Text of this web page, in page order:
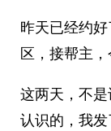
昨天已经约
区，接帮主，
这两天，不
认识的，我